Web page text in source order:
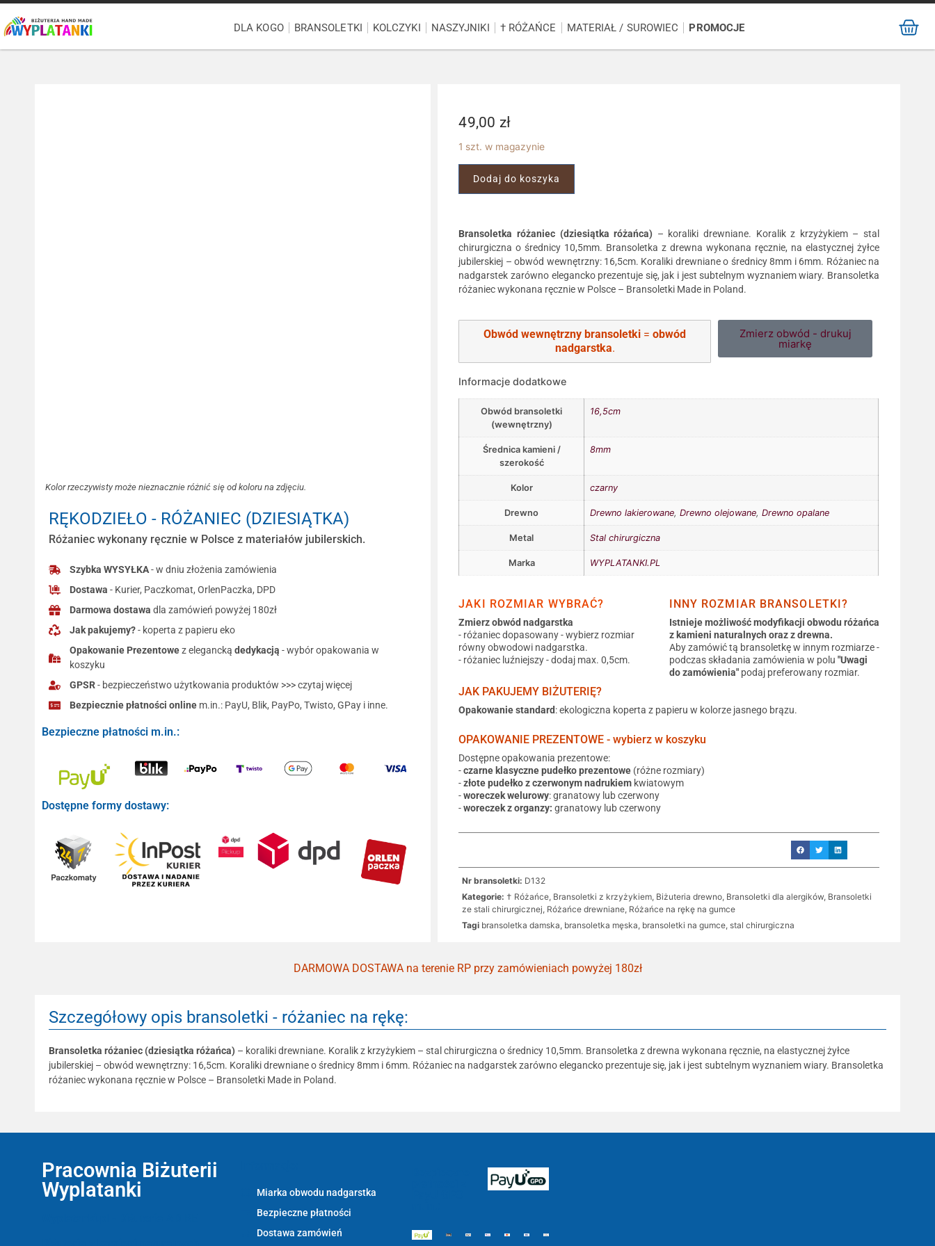
DLA KOGO BRANSOLETKI KOLCZYKI NASZYJNIKI † RÓŻAŃCE MATERIAŁ / SUROWIEC PROMOCJE
Kolor rzeczywisty może nieznacznie różnić się od koloru na zdjęciu.
RĘKODZIEŁO - RÓŻANIEC (DZIESIĄTKA)
Różaniec wykonany ręcznie w Polsce z materiałów jubilerskich.
Szybka WYSYŁKA- w dniu złożenia zamówienia
Dostawa - Kurier, Paczkomat, OrlenPaczka, DPD
Darmowa dostawa dla zamówień powyżej 180zł
Jak pakujemy?- koperta z papieru eko
Opakowanie Prezentowez eleganckądedykacją - wybór opakowania w
koszyku
GPSR- bezpieczeństwo użytkowania produktów >>> czytaj więcej
Bezpiecznie płatności online m.in.: PayU, Blik, PayPo, Twisto, GPay i inne.
Bezpieczne płatności m.in.:
Dostępne formy dostawy:
49,00 zł
1 szt. w magazynie
Dodaj do koszyka
Bransoletka różaniec (dziesiątka różańca) – koraliki drewniane. Koralik z krzyżykiem – stal
chirurgiczna o średnicy 10,5mm. Bransoletka z drewna wykonana ręcznie, na elastycznej żyłce
jubilerskiej – obwód wewnętrzny: 16,5cm. Koraliki drewniane o średnicy 8mm i 6mm. Różaniec na
nadgarstek zarówno elegancko prezentuje się, jak i jest subtelnym wyznaniem wiary. Bransoletka
różaniec wykonana ręcznie w Polsce – Bransoletki Made in Poland.
Obwód wewnętrzny bransoletki =obwód
nadgarstka.
Zmierz obwód - drukuj
miarkę
Informacje dodatkowe
Obwód bransoletki
(wewnętrzny)
16,5cm
Średnica kamieni /
szerokość
8mm
Kolor czarny
Drewno Drewno lakierowane,Drewno olejowane,Drewno opalane
Metal Stal chirurgiczna
Marka WYPLATANKI.PL
JAKI ROZMIAR WYBRAĆ?
Zmierz obwód nadgarstka
- różaniec dopasowany - wybierz rozmiar
równy obwodowi nadgarstka.
- różaniec luźniejszy - dodaj max. 0,5cm.
INNY ROZMIAR BRANSOLETKI?
Istnieje możliwość modyfikacji obwodu różańca
z kamieni naturalnych oraz z drewna.
Aby zamówić tą bransoletkę w innym rozmiarze -
podczas składania zamówienia w polu "Uwagi
do zamówienia"podaj preferowany rozmiar.
JAK PAKUJEMY BIŻUTERIĘ?
Opakowanie standard: ekologiczna koperta z papieru w kolorze jasnego brązu.
OPAKOWANIE PREZENTOWE - wybierz w koszyku
Dostępne opakowania prezentowe:
-czarne klasyczne pudełko prezentowe (różne rozmiary)
-złote pudełko z czerwonym nadrukiem kwiatowym
-woreczek welurowy: granatowy lub czerwony
-woreczek z organzy: granatowy lub czerwony
Nr bransoletki: D132
Kategorie: † Różańce, Bransoletki z krzyżykiem, Biżuteria drewno, Bransoletki dla alergików, Bransoletki
ze stali chirurgicznej, Różańce drewniane, Różańce na rękę na gumce
Tagi bransoletka damska, bransoletka męska, bransoletki na gumce, stal chirurgiczna
DARMOWA DOSTAWA na terenie RP przy zamówieniach powyżej 180zł
Szczegółowy opis bransoletki - różaniec na rękę:
Bransoletka różaniec (dziesiątka różańca) – koraliki drewniane. Koralik z krzyżykiem – stal chirurgiczna o średnicy 10,5mm. Bransoletka z drewna wykonana ręcznie, na elastycznej żyłce
jubilerskiej – obwód wewnętrzny: 16,5cm. Koraliki drewniane o średnicy 8mm i 6mm. Różaniec na nadgarstek zarówno elegancko prezentuje się, jak i jest subtelnym wyznaniem wiary. Bransoletka
różaniec wykonana ręcznie w Polsce – Bransoletki Made in Poland.
Pracownia Biżuterii
Wyplatanki
Miarka obwodu nadgarstka
Bezpieczne płatności
Dostawa zamówień